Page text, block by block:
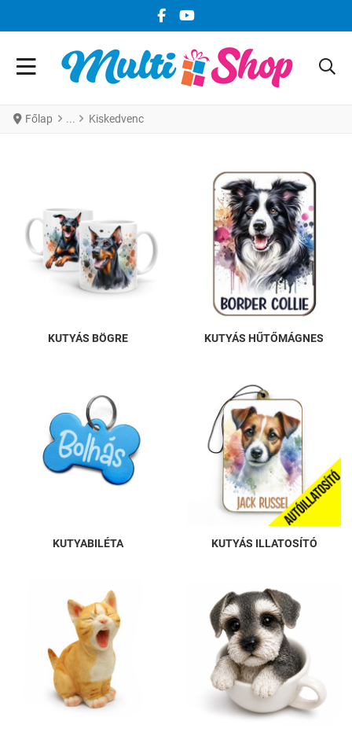
FACEBOOK KÖZÖSSÉGI LINK
YOUTUBE KÖZÖSSÉGI LINK
Főlap Kiskedvenc
KUTYÁS BÖGRE KUTYÁS HŰTŐMÁGNES
KUTYABILÉTA KUTYÁS ILLATOSÍTÓ